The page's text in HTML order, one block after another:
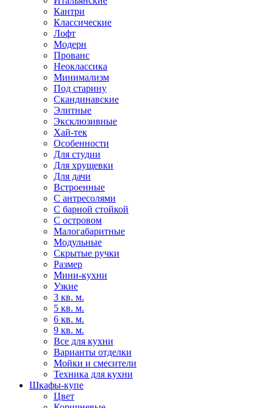
Кантри
Классические
Лофт
Модерн
Прованс
Неоклассика
Минимализм
Под старину
Скандинавские
Элитные
Эксклюзивные
Хай-тек
Особенности
Для студии
Для хрущевки
Для дачи
Встроенные
С антресолями
С барной стойкой
С островом
Малогабаритные
Модульные
Скрытые ручки
Размер
Мини-кухни
Узкие
3 кв. м.
5 кв. м.
6 кв. м.
9 кв. м.
Все для кухни
Варианты отделки
Мойки и смесители
Техника для кухни
Шкафы-купе
Цвет